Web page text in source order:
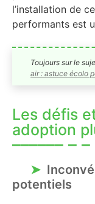
l’installation de
performants est
Toujours sur le
air : astuce écolo
Les défis
adoption
potentiels